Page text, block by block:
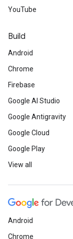
YouTube
Build
Android
Chrome
Firebase
Google AI Studio
Google Antigravity
Google Cloud
Google Play
View all
Android
Chrome